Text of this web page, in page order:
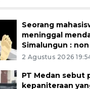
Seorang
meninggal
Simalungun :
2 Agustus 2026
PT Medan sebut
kepaniteraan